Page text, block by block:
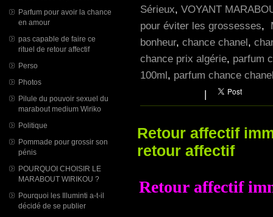
Parfum pour avoir la chance
en amour
pas capable de faire ce
rituel de retour affectif
Perso
Photos
Pilule du pouvoir sexuel du
marabout medium Wiriko
Politique
Pommade pour grossir son
pénis
POURQUOI CHOISIR LE
MARABOUT WIRIKOU ?
Pourquoi les Illuminti a-t-il
décidé de se publier
Sérieux, VOYANT
pour éviter les grossesses,
bonheur, chance chanel,
chance prix algérie, parfum
100ml, parfum chance
|
Retour affectif
retour affectif
Retour affectif